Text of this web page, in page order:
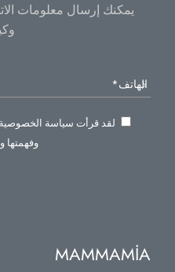
يمكنك إرسال معلومات
لقد قرأت سياسة الخصوصية
وفهمتها
MAMMAMİA